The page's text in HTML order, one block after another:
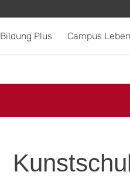
Bildung Plus Campus Leben